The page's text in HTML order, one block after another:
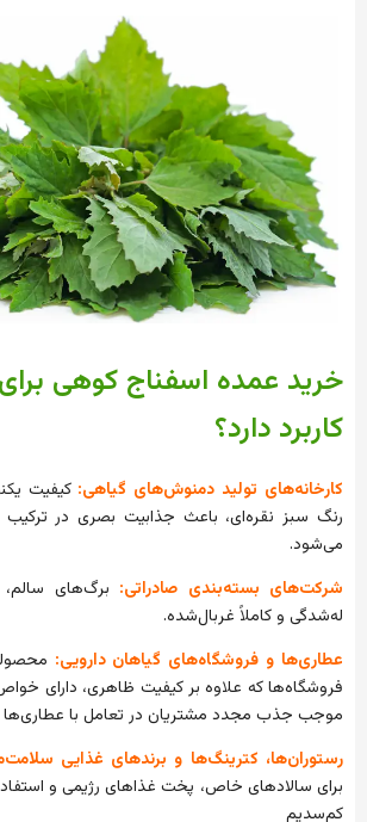
خرید عمده اسفناج کوهی
کاربرد دارد؟
کارخانه‌های تولید دمنوش‌های گیاهی: کیفیت
رنگ سبز نقره‌ای، باعث جذابیت بصری در
می‌شود.
شرکت‌های بسته‌بندی صادراتی: برگ‌های
له‌شدگی و کاملاً غربال‌شده.
عطاری‌ها و فروشگاه‌های گیاهان دارویی:
فروشگاه‌ها که علاوه بر کیفیت ظاهری، دارای
موجب جذب مجدد مشتریان در تعامل با
رستوران‌ها، کترینگ‌ها و برندهای غذایی
برای سالادهای خاص، پخت غذاهای رژیمی و
کم‌سدیم